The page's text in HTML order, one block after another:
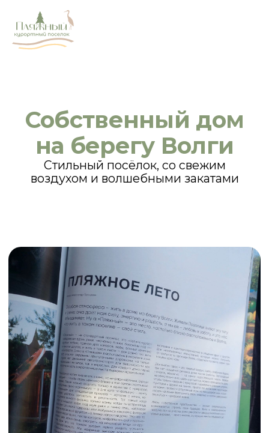
Стильный посёлок, со свежим
воздухом и волшебными закатами
Пляжный – это
современный поселок
Территория поселка — это парк,
расположенный на берегу реки
Волги, выходящий на чистый